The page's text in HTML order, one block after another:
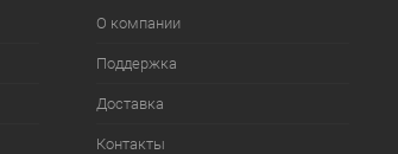
О компании
Поддержка
Доставка
Контакты